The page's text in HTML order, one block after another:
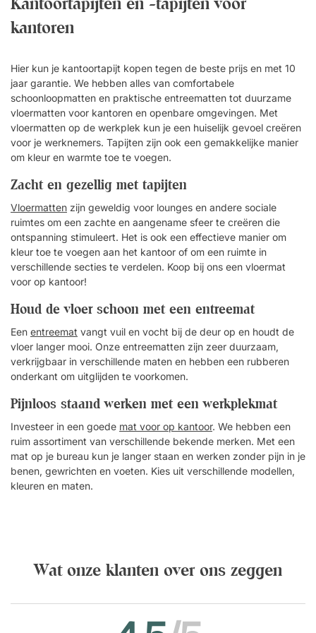
textieloppervlak. Met ophangoog. Makkelijk schoon te maken.
kantoren
Hier kun je kantoortapijt kopen tegen de beste prijs en met 10
jaar garantie. We hebben alles van comfortabele
schoonloopmatten en praktische entreematten tot duurzame
vloermatten voor kantoren en openbare omgevingen. Met
vloermatten op de werkplek kun je een huiselijk gevoel creëren
voor je werknemers. Tapijten zijn ook een gemakkelijke manier
om kleur en warmte toe te voegen.
Zacht en gezellig met tapijten
Vloermatten zijn geweldig voor lounges en andere sociale
ruimtes om een zachte en aangename sfeer te creëren die
ontspanning stimuleert. Het is ook een effectieve manier om
kleur toe te voegen aan het kantoor of om een ruimte in
verschillende secties te verdelen. Koop bij ons een vloermat
voor op kantoor!
Houd de vloer schoon met een entreemat
Een entreemat vangt vuil en vocht bij de deur op en houdt de
vloer langer mooi. Onze entreematten zijn zeer duurzaam,
verkrijgbaar in verschillende maten en hebben een rubberen
onderkant om uitglijden te voorkomen.
Pijnloos staand werken met een werkplekmat
Investeer in een goede mat voor op kantoor. We hebben een
ruim assortiment van verschillende bekende merken. Met een
mat op je bureau kun je langer staan en werken zonder pijn in je
benen, gewrichten en voeten. Kies uit verschillende modellen,
kleuren en maten.
Wat onze klanten over ons zeggen